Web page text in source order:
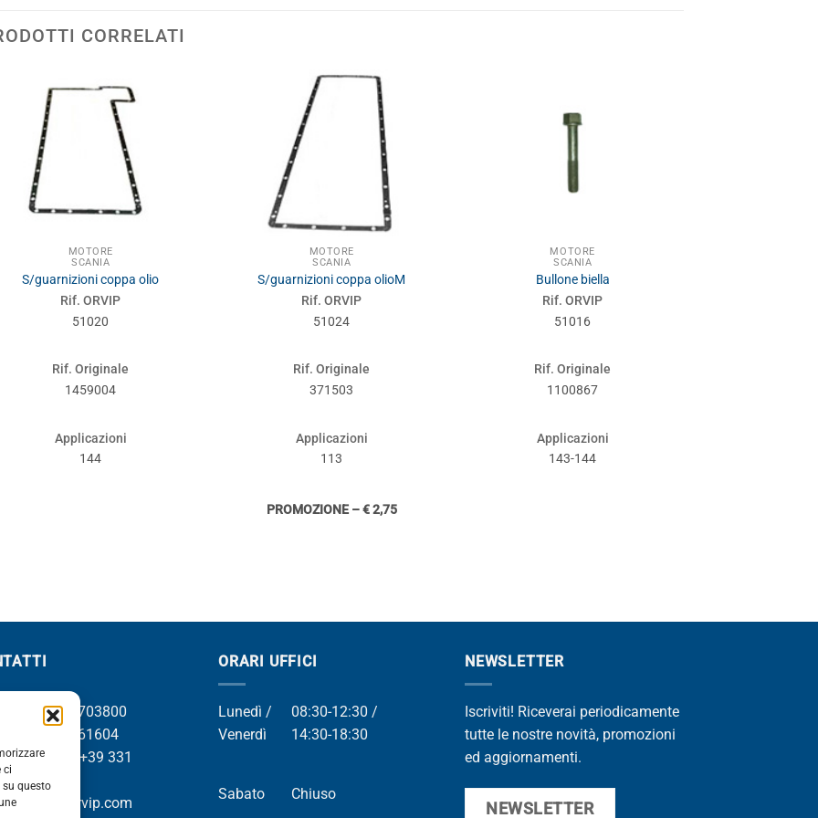
ci
questo
CORRELATI
MOTORE
SCANIA
S/guarnizioni coppa olio
Rif. ORVIP
51020
Rif. Originale
1459004
Applicazioni
144
MOTORE
SCANIA
S/guarnizioni coppa olioM
Rif. ORVIP
51024
Rif. Originale
371503
Applicazioni
113
PROMOZIONE – € 2,75
MOTORE
SCANIA
Bullone biella
Rif. ORVIP
51016
Rif. Originale
1100867
Applicazioni
143-144
+39 049 8703800
+39 049 761604
Whatsapp +39 331
info@orvip.com
ORARI UFFICI
Lunedì /
Venerdì
08:30-12:30 /
14:30-18:30
Sabato Chiuso
NEWSLETTER
Iscriviti! Riceverai periodicamente
tutte le nostre novità, promozioni
ed aggiornamenti.
NEWSLETTER